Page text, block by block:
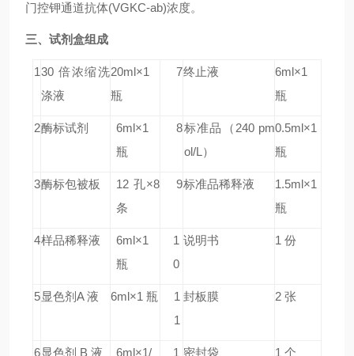
门控钾通道抗体(VGKC-ab)浓度。
三、试剂盒组成
130 倍浓缩洗
涤液
20ml×1
瓶
7终止液
6ml×1
瓶
2酶标试剂
6ml×1
瓶
8标准品
（240 pm
ol/L）
0.5ml×1
瓶
3酶标包被板
12 孔×8
条
9标准品稀释液
1.5ml×1
瓶
4样品稀释液
6ml×1
瓶
1
0
说明书 1 份
5显色剂A 液 6ml×1 瓶
1
1
封板膜 2 张
6显色剂 B 液 6ml×1/ 1 密封袋 1 个